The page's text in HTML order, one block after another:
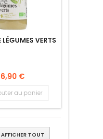
LÉGUMES VERTS
6,90 €
au panier
AFFICHER TOUT